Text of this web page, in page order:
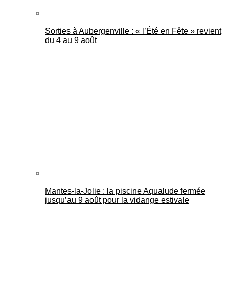
Sorties à Aubergenville : « l’Été en Fête » revient
du 4 au 9 août
Mantes-la-Jolie : la piscine Aqualude fermée
jusqu’au 9 août pour la vidange estivale